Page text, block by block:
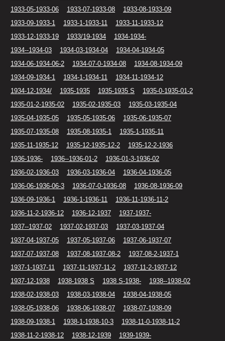
1933-05-1933-06
1933-07-1933-08
1933-08-1933-09
1933-09-1933-1
1933-1-1933-11
1933-11-1933-12
1933-12-1933-19
1933/19-1934
1934-1934-
1934--1934-03
1934-03-1934-04
1934-04-1934-05
1934-06-1934-06-2
1934-07-0-1934-08
1934-08-1934-09
1934-09-1934-1
1934-1-1934-11
1934-11-1934-12
1934-12-1934/
1935-1935 1935-1935 S
1935-0-1935-01-2
1935-01-2-1935-02
1935-02-1935-03
1935-03-1935-04
1935-04-1935-05
1935-05-1935-06
1935-06-1935-07
1935-07-1935-08
1935-08-1935-1
1935-1-1935-11
1935-11-1935-12
1935-12-1935-12-2
1935-12-2-1936
1936-1936-
1936--1936-01-2
1936-01-3-1936-02
1936-02-1936-03
1936-03-1936-04
1936-04-1936-05
1936-06-1936-06-3
1936-07-0-1936-08
1936-08-1936-09
1936-09-1936-1
1936-1-1936-11
1936-11-1936-11-2
1936-11-2-1936-12
1936-12-1937
1937-1937-
1937--1937-02
1937-02-1937-03
1937-03-1937-04
1937-04-1937-05
1937-05-1937-06
1937-06-1937-07
1937-07-1937-08
1937-08-1937-08-2
1937-08-2-1937-1
1937-1-1937-11
1937-11-1937-11-2
1937-11-2-1937-12
1937-12-1938
1938-1938 S 1938 S-1938-
1938--1938-02
1938-02-1938-03
1938-03-1938-04
1938-04-1938-05
1938-05-1938-06
1938-06-1938-07
1938-07-1938-09
1938-09-1938-1
1938-1-1938-10-3
1938-11-0-1938-11-2
1938-11-2-1938-12
1938-12-1939
1939-1939-